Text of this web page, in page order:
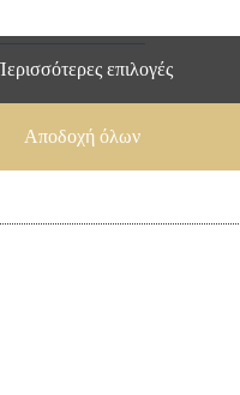
ΠΕΛΑΤΩΝ
Λίστα Επιθυμιών
Επικοινωνία
επιλογές
Αποδοχή όλων